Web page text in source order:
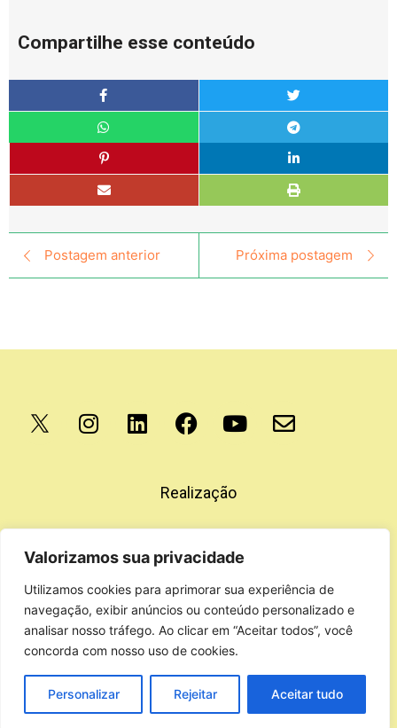
Valorizamos sua privacidade
Utilizamos cookies para aprimorar sua experiência de
navegação, exibir anúncios ou conteúdo personalizado e
analisar nosso tráfego. Ao clicar em “Aceitar todos”, você
concorda com nosso uso de cookies.
Personalizar Rejeitar Aceitar tudo
Compartilhe esse conteúdo
Postagem anterior Próxima postagem
Realização